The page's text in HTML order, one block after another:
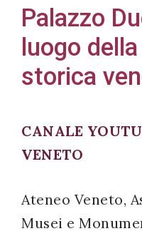
Palazzo
luogo
storica
CANALE
VENETO
Ateneo Veneto,
Musei e
Acconsento
all'uso dei
miei dati
personali in
accordo
decreto
legislativo
Registrazione